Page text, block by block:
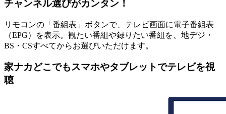
チャンネル選びがカンタン！
リモコンの「番組表」ボタンで、テレビ画面に電子番組表
（EPG）を表示。観たい番組や録りたい番組を、地デジ・
BS・CSすべてからお選びいただけます。
家ナカどこでもスマホやタブレットでテレビを視
聴